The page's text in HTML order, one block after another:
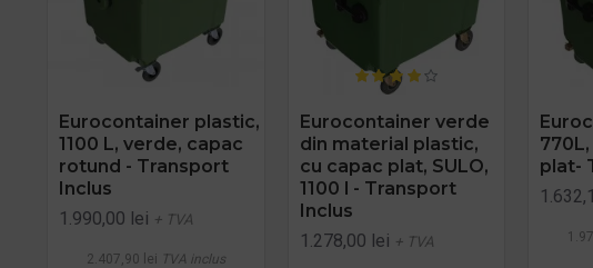
Eurocontainer plastic,
1100 L, verde, capac
rotund - Transport
Inclus
1.990,00 lei + TVA
2.407,90 lei TVA inclus
Eurocontainer verde
din material plastic,
cu capac plat, SULO,
1100 l - Transport
Inclus
1.278,00 lei + TVA
plat-